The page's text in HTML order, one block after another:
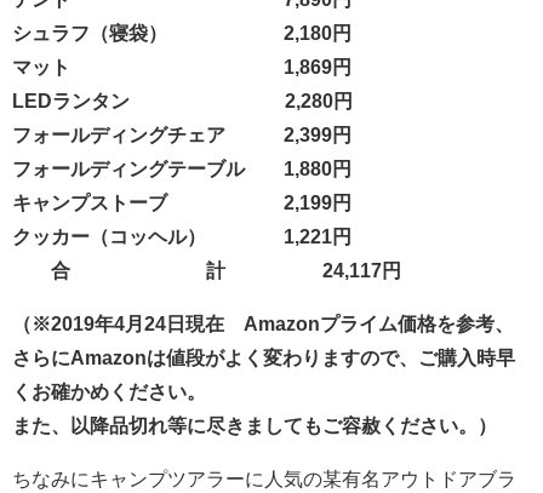
シュラフ（寝袋） 2,180円
マット 1,869円
LEDランタン 2,280円
フォールディングチェア 2,399円
フォールディングテーブル 1,880円
キャンプストーブ 2,199円
クッカー（コッヘル） 1,221円
合 計 24,117円
（※2019年4月24日現在 Amazonプライム価格を参考、
さらにAmazonは値段がよく変わりますので、ご購入時早
くお確かめください。
また、以降品切れ等に尽きましてもご容赦ください。）
ちなみにキャンプツアラーに人気の某有名アウトドアブラ